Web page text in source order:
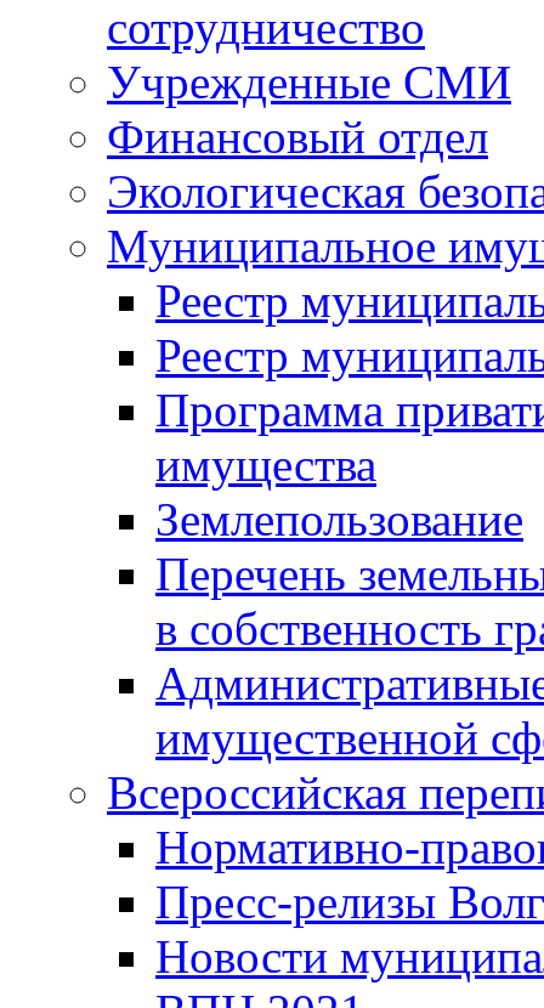
сотрудничество
Учрежденные СМИ
Финансовый отдел
Экологическая
Муниципальное
Реестр
Реестр
Программа
имущества
Землепользование
Перечень
в собственность
имущественной
Всероссийская
Нормативно-
Пресс-релизы
Новости